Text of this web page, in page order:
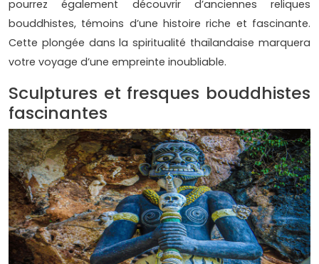
pourrez également découvrir d’anciennes reliques
bouddhistes, témoins d’une histoire riche et fascinante.
Cette plongée dans la spiritualité thaïlandaise marquera
votre voyage d’une empreinte inoubliable.
Sculptures et fresques bouddhistes
fascinantes